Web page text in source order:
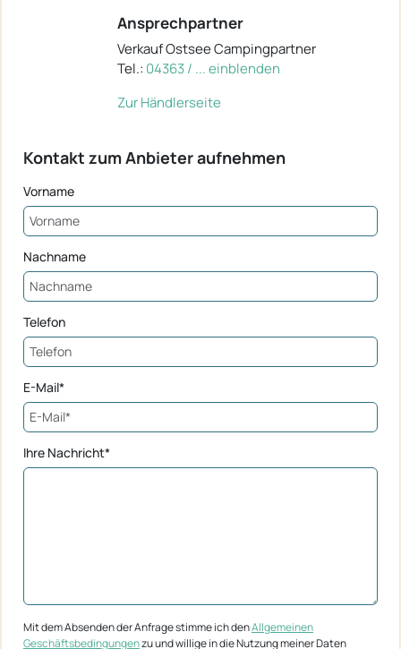
Ansprechpartner
Verkauf Ostsee Campingpartner
Tel.: 04363 / ... einblenden
Zur Händlerseite
Kontakt zum Anbieter aufnehmen
Vorname
Nachname
Telefon
E-Mail*
Ihre Nachricht*
Mit dem Absenden der Anfrage stimme ich denAllgemeinen
Geschäftsbedingungenzu und willige in die Nutzung meiner Daten